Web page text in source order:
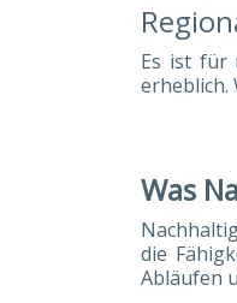
Es ist für
erheblich.
Was
die
Abläufen